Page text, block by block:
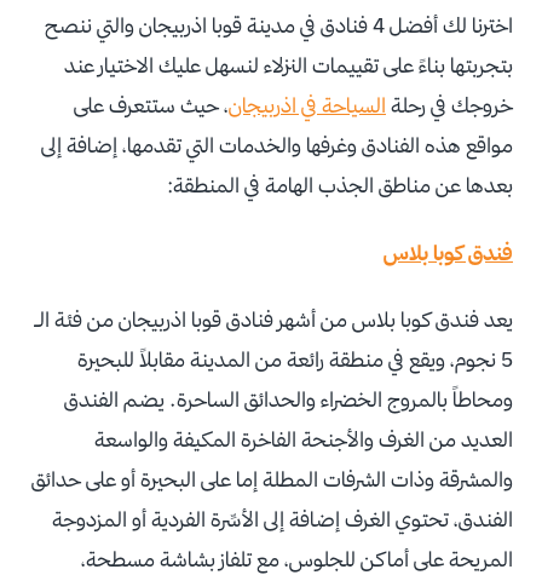
اخترنا لك أفضل 4 فنادق في مدينة قوبا اذربيجان والتي ننصح
بتجربتها بناءً على تقييمات النزلاء لنسهل عليك الاختيار عند
خروجك في رحلة السياحة في اذربيجان، حيث ستتعرف على
مواقع هذه الفنادق وغرفها والخدمات التي تقدمها، إضافة إلى
بعدها عن مناطق الجذب الهامة في المنطقة:
فندق كوبا بلاس
يعد فندق كوبا بلاس من أشهر فنادق قوبا اذربيجان من فئة الـ
5 نجوم، ويقع في منطقة رائعة من المدينة مقابلاً للبحيرة
ومحاطاً بالمروج الخضراء والحدائق الساحرة. يضم الفندق
العديد من الغرف والأجنحة الفاخرة المكيفة والواسعة
والمشرقة وذات الشرفات المطلة إما على البحيرة أو على حدائق
الفندق، تحتوي الغرف إضافة إلى الأسِّرة الفردية أو المزدوجة
المريحة على أماكن للجلوس، مع تلفاز بشاشة مسطحة،